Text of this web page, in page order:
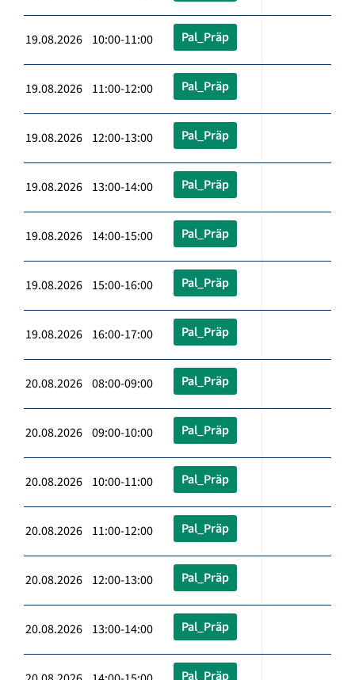
19.08.2026 10:00-11:00 Pal_Präp
19.08.2026 11:00-12:00 Pal_Präp
19.08.2026 12:00-13:00 Pal_Präp
19.08.2026 13:00-14:00 Pal_Präp
19.08.2026 14:00-15:00 Pal_Präp
19.08.2026 15:00-16:00 Pal_Präp
19.08.2026 16:00-17:00 Pal_Präp
20.08.2026 08:00-09:00 Pal_Präp
20.08.2026 09:00-10:00 Pal_Präp
20.08.2026 10:00-11:00 Pal_Präp
20.08.2026 11:00-12:00 Pal_Präp
20.08.2026 12:00-13:00 Pal_Präp
20.08.2026 13:00-14:00 Pal_Präp
Pal_Präp